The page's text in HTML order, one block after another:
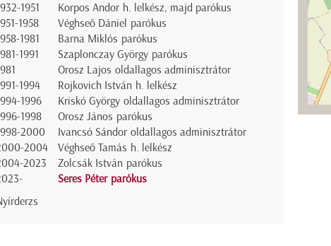
1951
Korpos Andor h. lelkész, majd parókus
1958
Véghseő Dániel parókus
1981
Barna Miklós parókus
1991
Szaplonczay György parókus
Orosz Lajos oldallagos adminisztrátor
1994
Rojkovich István h. lelkész
1996
Kriskó György oldallagos adminisztrátor
1998
Orosz János parókus
2000
Ivancsó Sándor oldallagos adminisztrátor
2004
Véghseő Tamás h. lelkész
2023
Zolcsák István parókus
Seres Péter parókus